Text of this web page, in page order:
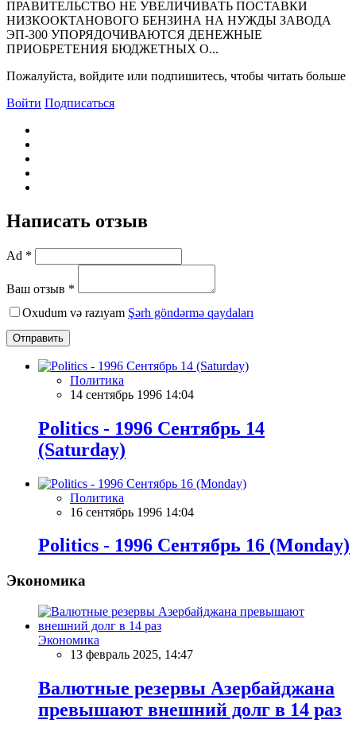
ПРАВИТЕЛЬСТВО HЕ УВЕЛИЧИВАТЬ ПОСТАВКИ
HИЗКООКТАHОВОГО БЕHЗИHА HА HУЖДЫ ЗАВОДА
ЭП-300 УПОРЯДОЧИВАЮТСЯ ДЕНЕЖНЫЕ
ПРИОБРЕТЕНИЯ БЮДЖЕТНЫХ О...
Пожалуйста, войдите или подпишитесь, чтобы читать больше
Войти Подписаться
Написать отзыв
Ad *
Ваш отзыв *
Oxudum və razıyam Şərh göndərmə qaydaları
Отправить
Политика
14 сентябрь 1996 14:04
Politics - 1996 Сентябрь 14
(Saturday)
Политика
16 сентябрь 1996 14:04
Politics - 1996 Сентябрь 16 (Monday)
Экономика
Экономика
13 февраль 2025, 14:47
Валютные резервы Азербайджана
превышают внешний долг в 14 раз